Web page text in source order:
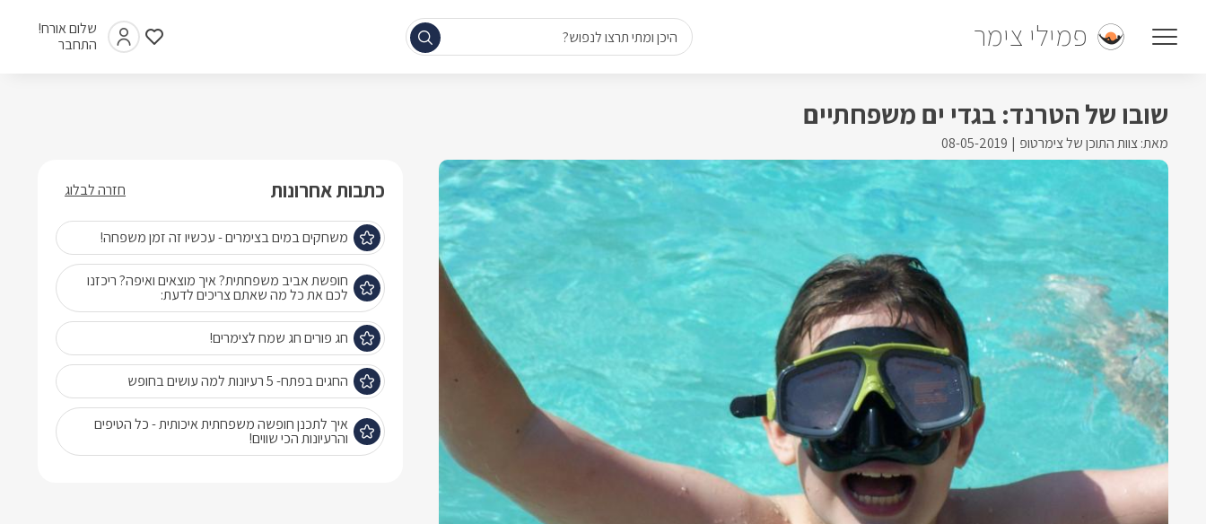
פמילי צימר
שלום אורח!
התחבר
היכן ומתי תרצו לנפוש?
שובו של הטרנד: בגדי ים משפחתיים
מאת: צוות התוכן של צימרטופ 08-05-2019
כתבות אחרונות
משחקים במים בצימרים - עכשיו זה זמן משפחה!
חופשת אביב משפחתית? איך מוצאים ואיפה? ריכזנו
לכם את כל מה שאתם צריכים לדעת:
חג פורים חג שמח לצימרים!
החגים בפתח- 5 רעיונות למה עושים בחופש
איך לתכנן חופשה משפחתית איכותית - כל הטיפים
והרעיונות הכי שווים!
חזרה לבלוג